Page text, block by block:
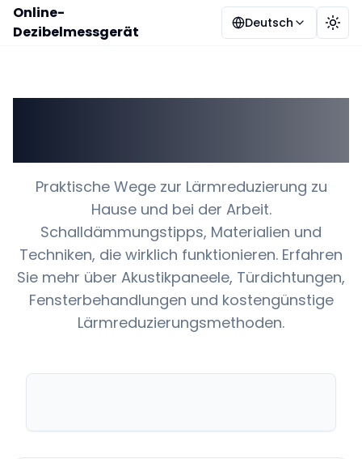
Online-
Dezibelmessgerät
Deutsch
Praktische Wege zur Lärmreduzierung zu
Hause und bei der Arbeit.
Schalldämmungstipps, Materialien und
Techniken, die wirklich funktionieren. Erfahren
Sie mehr über Akustikpaneele, Türdichtungen,
Fensterbehandlungen und kostengünstige
Lärmreduzierungsmethoden.